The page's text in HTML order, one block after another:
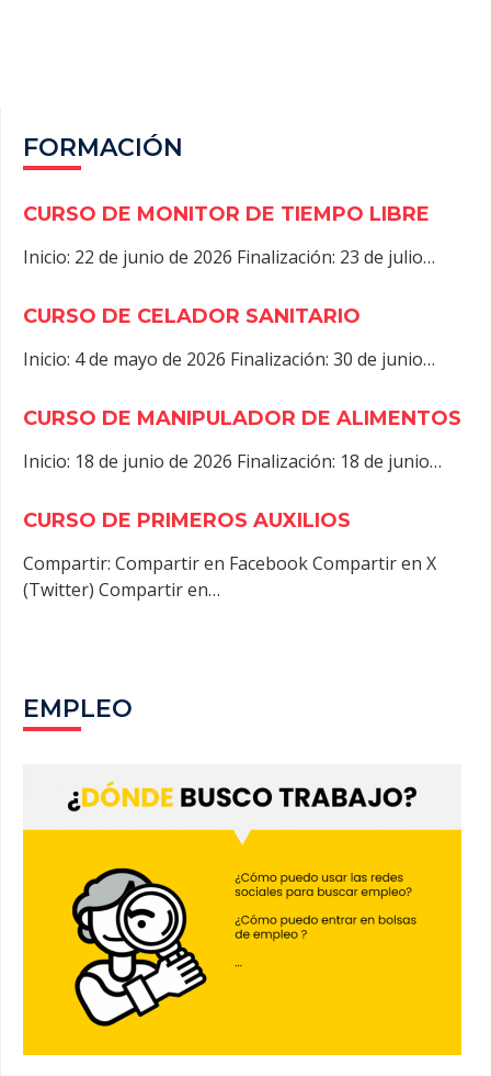
FORMACIÓN
CURSO DE MONITOR DE TIEMPO LIBRE
Inicio: 22 de junio de 2026 Finalización: 23 de julio…
CURSO DE CELADOR SANITARIO
Inicio: 4 de mayo de 2026 Finalización: 30 de junio…
CURSO DE MANIPULADOR DE ALIMENTOS
Inicio: 18 de junio de 2026 Finalización: 18 de junio…
CURSO DE PRIMEROS AUXILIOS
Compartir: Compartir en Facebook Compartir en X
(Twitter) Compartir en…
EMPLEO